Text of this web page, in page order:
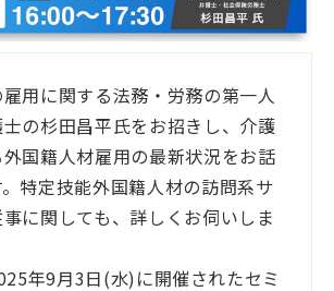
用に関する法務・労務の第一人
の杉田昌平氏をお招きし、介護
国籍人材雇用の最新状況をお話
特定技能外国籍人材の訪問系サ
に関しても、詳しくお伺いしま
年9月3日(水)に開催されたセミ